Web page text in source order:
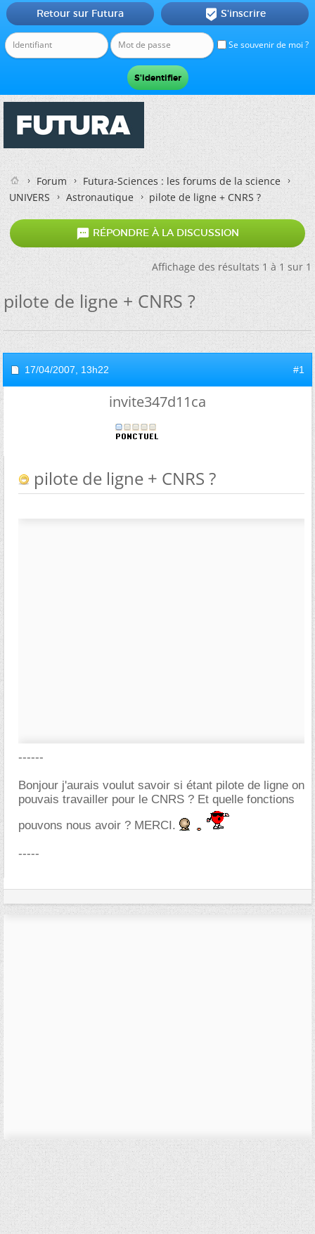
Se souvenir de moi ?
Retour sur Futura  S'inscrire
Forum
Futura-Sciences : les forums de la science
UNIVERS
Astronautique pilote de ligne + CNRS ?
 RÉPONDRE À LA DISCUSSION
Affichage des résultats 1 à 1 sur 1
pilote de ligne + CNRS ?
17/04/2007, 13h22 #1
invite347d11ca
pilote de ligne + CNRS ?
------
Bonjour j'aurais voulut savoir si étant pilote de ligne on
pouvais travailler pour le CNRS ? Et quelle fonctions
pouvons nous avoir ? MERCI.
-----